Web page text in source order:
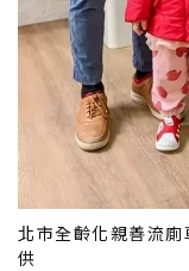
北市全齡化親善流
供